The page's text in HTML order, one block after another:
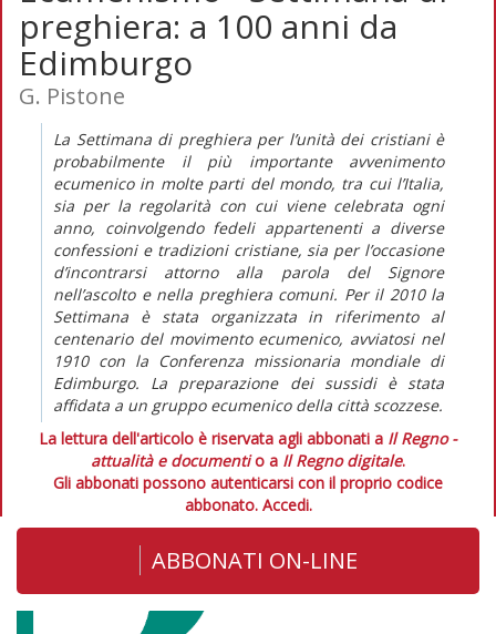
preghiera: a 100 anni da
Edimburgo
G. Pistone
La Settimana di preghiera per l’unità dei cristiani è
probabilmente il più importante avvenimento
ecumenico in molte parti del mondo, tra cui l’Italia,
sia per la regolarità con cui viene celebrata ogni
anno, coinvolgendo fedeli appartenenti a diverse
confessioni e tradizioni cristiane, sia per l’occasione
d’incontrarsi attorno alla parola del Signore
nell’ascolto e nella preghiera comuni. Per il 2010 la
Settimana è stata organizzata in riferimento al
centenario del movimento ecumenico, avviatosi nel
1910 con la Conferenza missionaria mondiale di
Edimburgo. La preparazione dei sussidi è stata
affidata a un gruppo ecumenico della città scozzese.
La lettura dell'articolo è riservata agli abbonati a Il Regno -
attualità e documentio a Il Regno digitale.
Gli abbonati possono autenticarsi con il proprio codice
abbonato. Accedi.
ABBONATI ON-LINE